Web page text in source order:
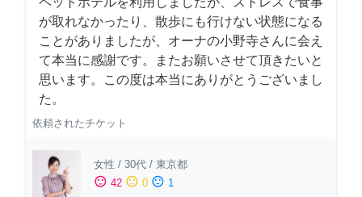
が取れなかったり、散歩にも行けない状態になる
ことがありましたが、オーナの小野寺さんに会え
て本当に感謝です。またお願いさせて頂きたいと
思います。この度は本当にありがとうございまし
た。
依頼されたチケット
女性 / 30代 / 東京都
sentiment_satisfied 42 sentiment_neutral 0 sentiment_dissatisfied 1